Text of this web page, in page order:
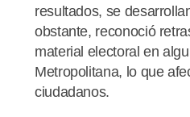
resultados, se
obstante, reconoció
material electoral en
Metropolitana, lo que
ciudadanos.